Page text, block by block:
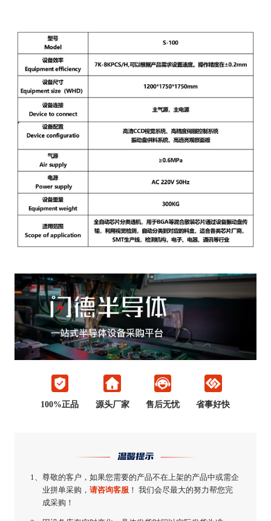
100%正品 源头厂家 售后无忧 省事好快
温馨提示
1、尊敬的客户，如果您需要的产品不在上架的产品中或需企
业拼单采购，请咨询客服 ！ 我们会尽最大的努力帮您完
成采购！